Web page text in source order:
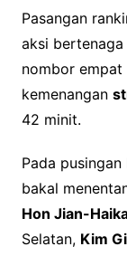
Pasangan
aksi bertenaga
nombor empat
kemenangan
42 minit.
Pada
bakal
Hon Jian-
Selatan, Kim